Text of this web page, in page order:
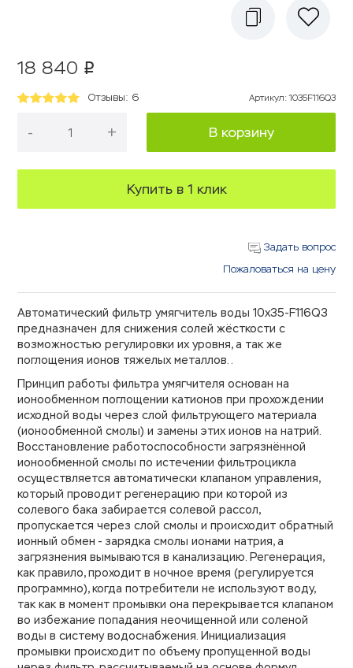
18 840 p
Отзывы: 6 Артикул:1035F116Q3
- + В корзину
Купить в 1 клик
Задать вопрос
Пожаловаться на цену
Автоматический фильтр умягчитель воды 10х35-F116Q3
предназначен для снижения солей жёсткости с
возможностью регулировки их уровня, а так же
поглощения ионов тяжелых металлов..
Принцип работы фильтра умягчителя основан на
ионообменном поглощении катионов при прохождении
исходной воды через слой фильтрующего материала
(ионообменной смолы) и замены этих ионов на натрий.
Восстановление работоспособности загрязнённой
ионообменной смолы по истечении фильтроцикла
осуществляется автоматически клапаном управления,
который проводит регенерацию при которой из
солевого бака забирается солевой рассол,
пропускается через слой смолы и происходит обратный
ионный обмен - зарядка смолы ионами натрия, а
загрязнения вымываются в канализацию. Регенерация,
как правило, проходит в ночное время (регулируется
программно), когда потребители не используют воду,
так как в момент промывки она перекрывается клапаном
во избежание попадания неочищенной или соленой
воды в систему водоснабжения. Инициализация
промывки происходит по объему пропущенной воды